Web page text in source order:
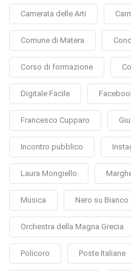
Camerata delle Arti
Comune di Matera
Corso di formazione
Digitale Facile
Francesco Cupparo
Incontro pubblico
Laura Mongiello
Musica Nero su Bianco
Orchestra della Magna Grecia
Policoro Poste Italiane